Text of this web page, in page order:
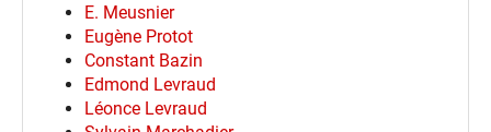
E. Meusnier
Eugène Protot
Constant Bazin
Edmond Levraud
Léonce Levraud